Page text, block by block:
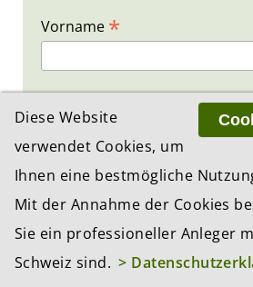
Vorname *
Nachname*
E-Mail*
Diese Website
verwendet Cookies, um
Ihnen eine bestmögliche
Mit der Annahme der Cookies
Sie ein professioneller Anleger
Schweiz sind. >